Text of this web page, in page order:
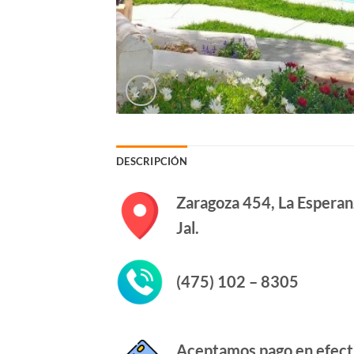
DESCRIPCIÓN
Zaragoza 454, La
Jal.
(475) 102 – 8305
Aceptamos pago en